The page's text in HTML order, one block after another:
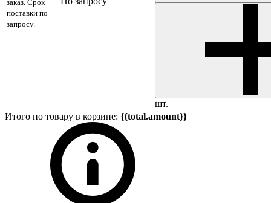
заказ. Срок
поставки по
запросу.
шт.
Итого по товару в корзине: {{total.amount}}